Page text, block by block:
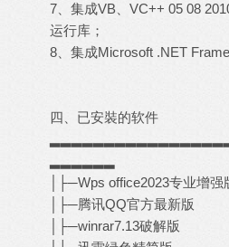
7、集成VB、VC++ 05 08
运行库；
8、集成Microsoft .NET
四、已安裝的软件
▂▂▂▂▂▂
│├─Wps office2023专业增强
│├─腾讯QQ官方最新版
│├─winrar7.13破解版